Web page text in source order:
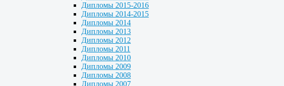
Дипломы 2015-2016
Дипломы 2014-2015
Дипломы 2014
Дипломы 2013
Дипломы 2012
Дипломы 2011
Дипломы 2010
Дипломы 2009
Дипломы 2008
Дипломы 2007